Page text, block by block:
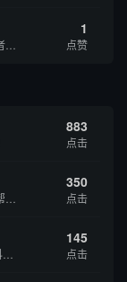
1
点赞
883
点击
350
点击
145
点击